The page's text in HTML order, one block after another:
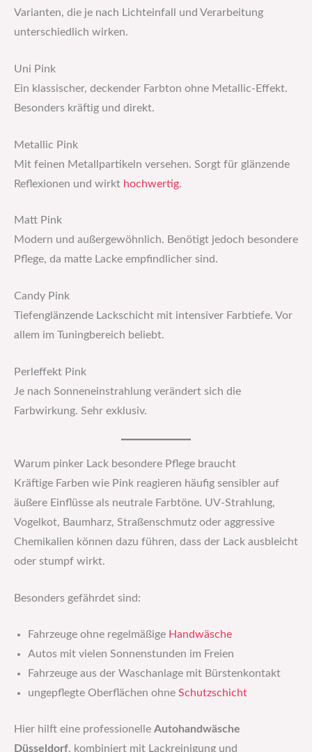
Varianten, die je nach Lichteinfall und Verarbeitung
unterschiedlich wirken.
Uni Pink
Ein klassischer, deckender Farbton ohne Metallic-Effekt.
Besonders kräftig und direkt.
Metallic Pink
Mit feinen Metallpartikeln versehen. Sorgt für glänzende
Reflexionen und wirkt hochwertig.
Matt Pink
Modern und außergewöhnlich. Benötigt jedoch besondere
Pflege, da matte Lacke empfindlicher sind.
Candy Pink
Tiefenglänzende Lackschicht mit intensiver Farbtiefe. Vor
allem im Tuningbereich beliebt.
Perleffekt Pink
Je nach Sonneneinstrahlung verändert sich die
Farbwirkung. Sehr exklusiv.
Warum pinker Lack besondere Pflege braucht
Kräftige Farben wie Pink reagieren häufig sensibler auf
äußere Einflüsse als neutrale Farbtöne. UV-Strahlung,
Vogelkot, Baumharz, Straßenschmutz oder aggressive
Chemikalien können dazu führen, dass der Lack ausbleicht
oder stumpf wirkt.
Besonders gefährdet sind:
Fahrzeuge ohne regelmäßige Handwäsche
Autos mit vielen Sonnenstunden im Freien
Fahrzeuge aus der Waschanlage mit Bürstenkontakt
ungepflegte Oberflächen ohne Schutzschicht
Hier hilft eine professionelle Autohandwäsche
Düsseldorf, kombiniert mit Lackreinigung und